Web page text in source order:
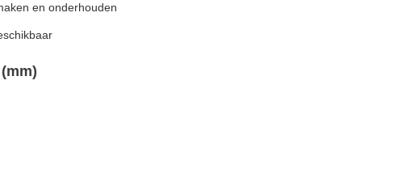
en onderhouden